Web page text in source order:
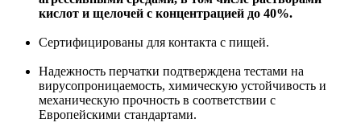
кислот и щелочей с концентрацией до 40%.
Сертифицированы для контакта с пищей.
Надежность перчатки подтверждена тестами на
вирусопроницаемость, химическую устойчивость и
механическую прочность в соответствии с
Европейскими стандартами.